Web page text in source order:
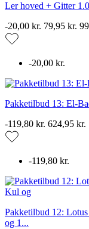
Ler hoved + Gitter
-20,00 kr. 79,95 kr.
-20,00 kr.
Pakketilbud 13: El-
-119,80 kr. 624,95 kr.
-119,80 kr.
Pakketilbud 12:
og 1...